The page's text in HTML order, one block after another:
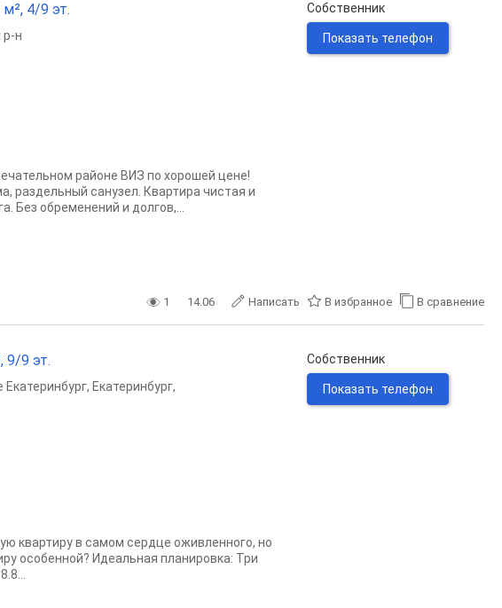
4/9 эт.
р-н
районе ВИЗ по хорошей цене!
раздельный санузел. Квартира чистая и
Без обременений и долгов,...
Собственник
Показать телефон
1 14.06 Написать В избранное В сравнение
9/9 эт.
, Екатеринбург,
квартиру в самом сердце оживленного, но
особенной? Идеальная планировка: Три
Собственник
Показать телефон